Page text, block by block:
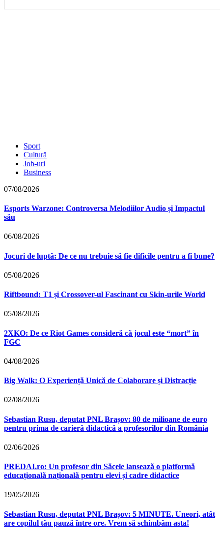
Sport
Cultură
Job-uri
Business
07/08/2026
Esports Warzone: Controversa Melodiilor Audio și Impactul
său
06/08/2026
Jocuri de luptă: De ce nu trebuie să fie dificile pentru a fi bune?
05/08/2026
Riftbound: T1 și Crossover-ul Fascinant cu Skin-urile World
05/08/2026
2XKO: De ce Riot Games consideră că jocul este “mort” în
FGC
04/08/2026
Big Walk: O Experiență Unică de Colaborare și Distracție
02/08/2026
Sebastian Rusu, deputat PNL Brașov: 80 de milioane de euro
pentru prima de carieră didactică a profesorilor din România
02/06/2026
PREDAI.ro: Un profesor din Săcele lansează o platformă
educațională națională pentru elevi și cadre didactice
19/05/2026
Sebastian Rusu, deputat PNL Brașov: 5 MINUTE. Uneori, atât
are copilul tău pauză între ore. Vrem să schimbăm asta!